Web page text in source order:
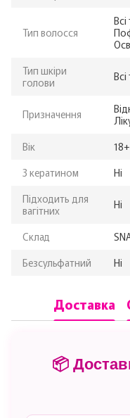
Тип волосся
Тип шкіри
голови
Призначення
Вік
18+
З кератином
Ні
Підходить для
вагітних
Ні
Склад
Безсульфатний
Ні
Доставка
📦